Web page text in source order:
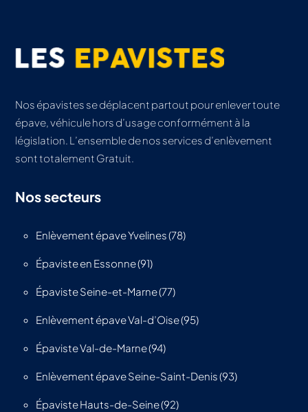
Nos épavistes se déplacent partout pour enlever toute
épave, véhicule hors d’usage conformément à la
législation. L’ensemble de nos services d’enlèvement
sont totalement Gratuit.
Nos secteurs
Enlèvement épave Yvelines (78)
Épaviste en Essonne (91)
Épaviste Seine-et-Marne (77)
Enlèvement épave Val-d’Oise (95)
Épaviste Val-de-Marne (94)
Enlèvement épave Seine-Saint-Denis (93)
Épaviste Hauts-de-Seine (92)